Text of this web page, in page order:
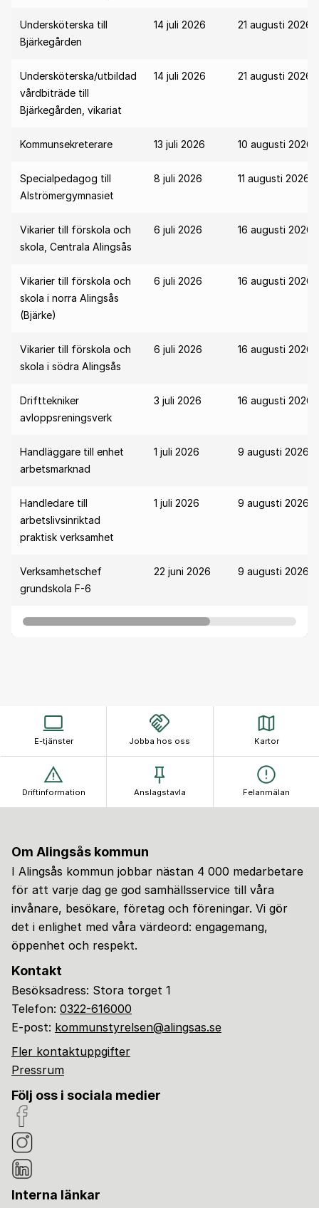
Undersköterska till
Bjärkegården
14 juli 2026 21 augusti 2026
Undersköterska/utbildad
vårdbiträde till
Bjärkegården, vikariat
14 juli 2026 21 augusti 2026
Kommunsekreterare 13 juli 2026 10 augusti 2026
Specialpedagog till
Alströmergymnasiet
8 juli 2026 11 augusti 2026
Vikarier till förskola och
skola, Centrala Alingsås
6 juli 2026 16 augusti 2026
Vikarier till förskola och
skola i norra Alingsås
(Bjärke)
6 juli 2026 16 augusti 2026
Vikarier till förskola och
skola i södra Alingsås
6 juli 2026 16 augusti 2026
Drifttekniker
avloppsreningsverk
3 juli 2026 16 augusti 2026
Handläggare till enhet
arbetsmarknad
1 juli 2026 9 augusti 2026
Handledare till
arbetslivsinriktad
praktisk verksamhet
1 juli 2026 9 augusti 2026
Verksamhetschef
grundskola F-6
22 juni 2026 9 augusti 2026
E-tjänster Jobba hos oss Kartor
Driftinformation Anslagstavla Felanmälan
Om Alingsås kommun
I Alingsås kommun jobbar nästan 4 000 medarbetare
för att varje dag ge god samhällsservice till våra
invånare, besökare, företag och föreningar. Vi gör
det i enlighet med våra värdeord: engagemang,
öppenhet och respekt.
Kontakt
Besöksadress: Stora torget 1
Telefon: 0322-616000
E-post: kommunstyrelsen@alingsas.se
Fler kontaktuppgifter
Pressrum
Följ oss i sociala medier
Interna länkar